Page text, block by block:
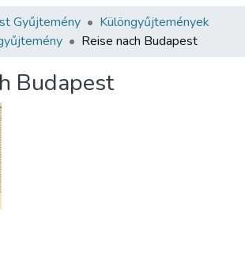
Gyűjtemény
Különgyűjtemények
Reise nach Budapest
Budapest